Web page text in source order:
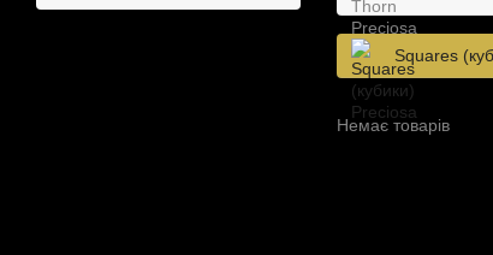
Squares
Немає товарів